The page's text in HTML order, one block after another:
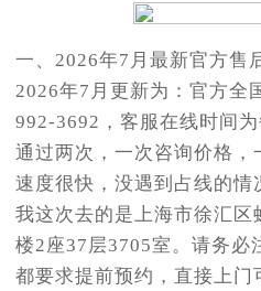
一、2026年7月最新官方售
2026年7月更新为：官方全
992-3692，客服在线时间
通过两次，一次咨询价格，
速度很快，没遇到占线的情
我这次去的是上海市徐汇
楼2座37层3705室。请务必
都要求提前预约，直接上门